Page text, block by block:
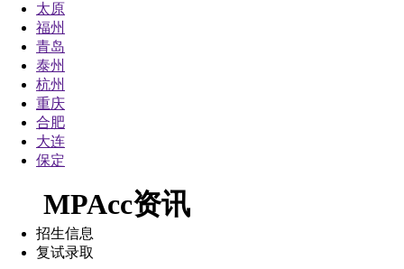
太原
福州
青岛
泰州
杭州
重庆
合肥
大连
保定
MPAcc资讯
招生信息
复试录取